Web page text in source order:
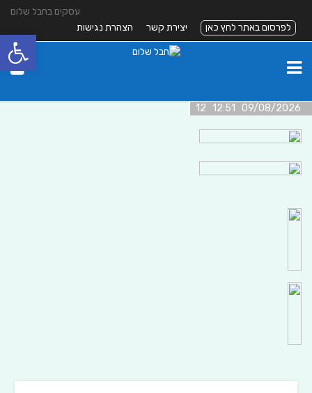
עסקים בחבל שלום
לפרסום באתר לחץ כאן
יצירת קשר הצהרת נגישות
09/08/2026 12:51 12
פתח